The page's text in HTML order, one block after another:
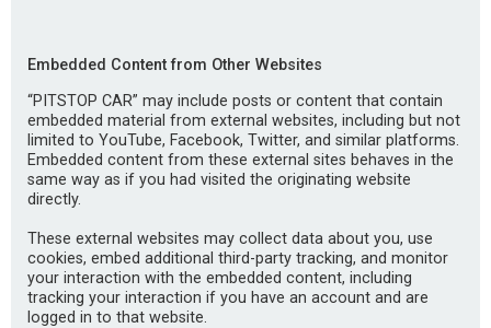
Embedded Content from Other Websites
“PITSTOP CAR” may include posts or content that contain
embedded material from external websites, including but not
limited to YouTube, Facebook, Twitter, and similar platforms.
Embedded content from these external sites behaves in the
same way as if you had visited the originating website
directly.
These external websites may collect data about you, use
cookies, embed additional third-party tracking, and monitor
your interaction with the embedded content, including
tracking your interaction if you have an account and are
logged in to that website.